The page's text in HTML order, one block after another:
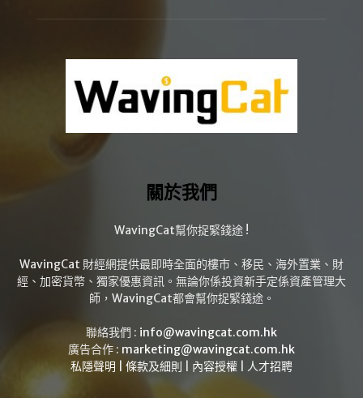
關於我們
WavingCat幫你捉緊錢途 !
WavingCat 財經網提供最即時全面的樓市、移民、海外置業、財
經、加密貨幣、獨家優惠資訊。無論你係投資新手定係資產管理大
師，WavingCat都會幫你捉緊錢途。
聯絡我們 : info@wavingcat.com.hk
廣告合作 : marketing@wavingcat.com.hk
私隱聲明
條款及細則 內容授權 人才招聘